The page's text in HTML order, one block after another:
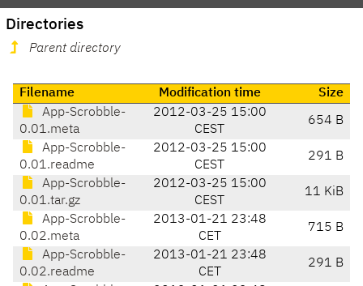
Directories
Parent directory
Filename Modification time
Size
App-Scrobble-
0.01.meta
2012-03-25 15:00
CEST
654 B
App-Scrobble-
0.01.readme
2012-03-25 15:00
CEST
291 B
App-Scrobble-
0.01.tar.gz
2012-03-25 15:00
CEST
11 KiB
App-Scrobble-
0.02.meta
2013-01-21 23:48
CET
715 B
App-Scrobble-
0.02.readme
2013-01-21 23:48
CET
291 B